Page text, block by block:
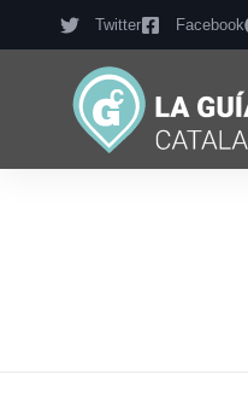
Twitter Facebook